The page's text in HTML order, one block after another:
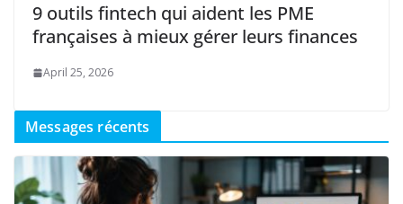
9 outils fintech qui aident les PME
françaises à mieux gérer leurs finances
April 25, 2026
Messages récents